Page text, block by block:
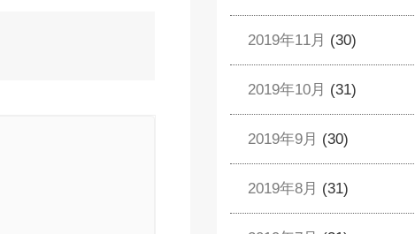
2019年11月 (30)
2019年10月 (31)
2019年9月 (30)
2019年8月 (31)